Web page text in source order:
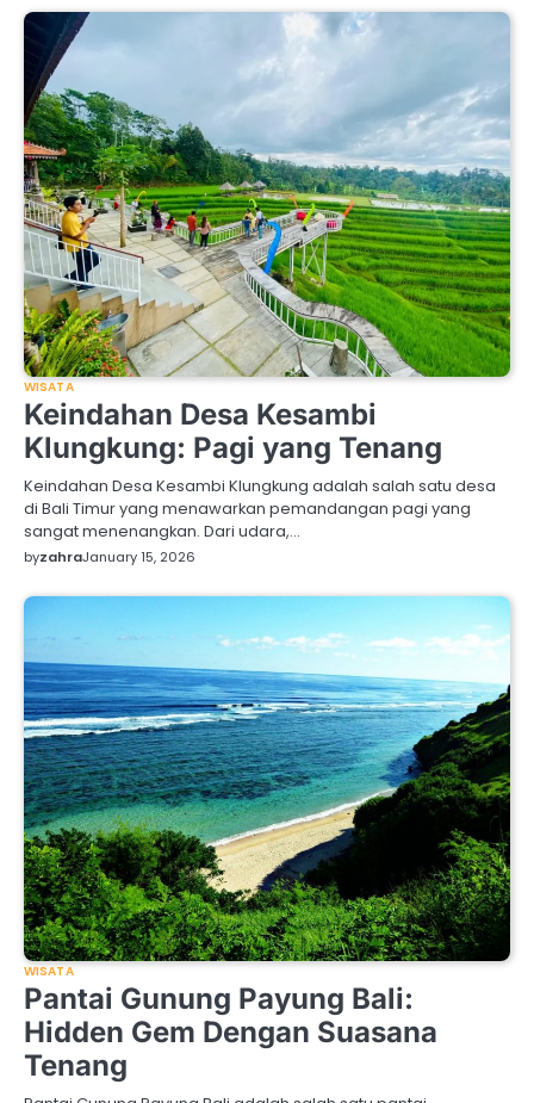
WISATA
Keindahan Desa Kesambi
Klungkung: Pagi yang Tenang
Keindahan Desa Kesambi Klungkung adalah salah satu desa
di Bali Timur yang menawarkan pemandangan pagi yang
sangat menenangkan. Dari udara,…
byzahraJanuary 15, 2026
WISATA
Pantai Gunung Payung Bali:
Hidden Gem Dengan Suasana
Tenang